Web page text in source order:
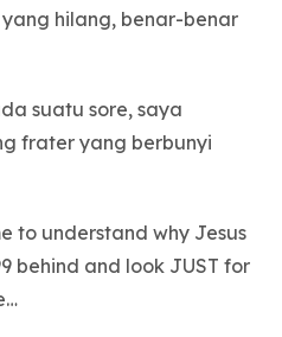
hilang, benar-benar
suatu sore, saya
frater yang berbunyi
to understand why Jesus
behind and look JUST for